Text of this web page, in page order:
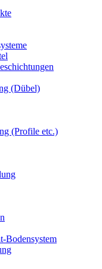
(Dübel)
(Profile etc.)
Bodensystem